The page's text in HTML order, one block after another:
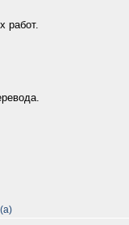
работ.